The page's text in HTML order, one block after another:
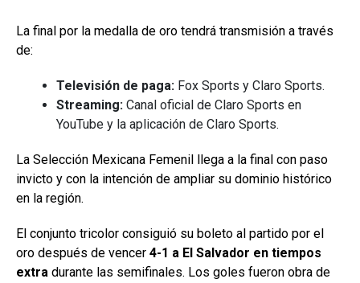
La final por la medalla de oro tendrá transmisión a través
de:
Televisión de paga: Fox Sports y Claro Sports.
Streaming: Canal oficial de Claro Sports en
YouTube y la aplicación de Claro Sports.
La Selección Mexicana Femenil llega a la final con paso
invicto y con la intención de ampliar su dominio histórico
en la región.
El conjunto tricolor consiguió su boleto al partido por el
oro después de vencer 4-1 a El Salvador en tiempos
extra durante las semifinales. Los goles fueron obra de